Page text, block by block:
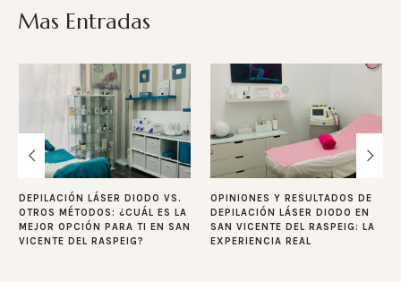
Mas Entradas
DEPILACIÓN LÁSER DIODO VS.
OTROS MÉTODOS: ¿CUÁL ES LA
MEJOR OPCIÓN PARA TI EN SAN
VICENTE DEL RASPEIG?
OPINIONES Y RESULTADOS DE
DEPILACIÓN LÁSER DIODO EN
SAN VICENTE DEL RASPEIG: LA
EXPERIENCIA REAL